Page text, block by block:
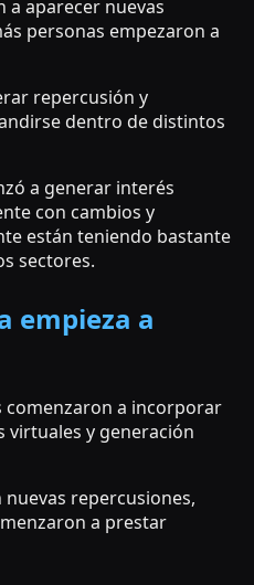
a aparecer nuevas
personas empezaron a
repercusión y
dentro de distintos
a generar interés
con cambios y
están teniendo bastante
sectores.
empieza a
comenzaron a incorporar
virtuales y generación
repercusiones,
a prestar